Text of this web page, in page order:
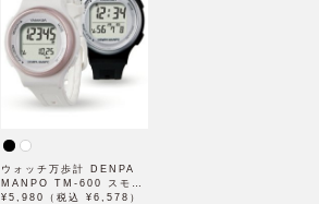
ウォッチ万歩計 DENPA
MANPO TM-600 スモー
ルモデル
¥5,980（税込 ¥6,578）